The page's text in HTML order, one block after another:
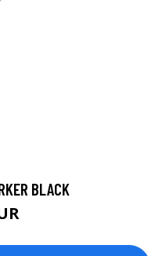
BLACK